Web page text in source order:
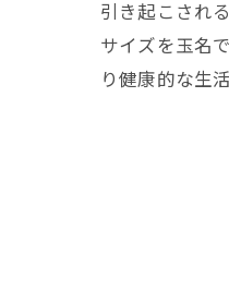
引き起こされ
サイズを玉名
り健康的な生